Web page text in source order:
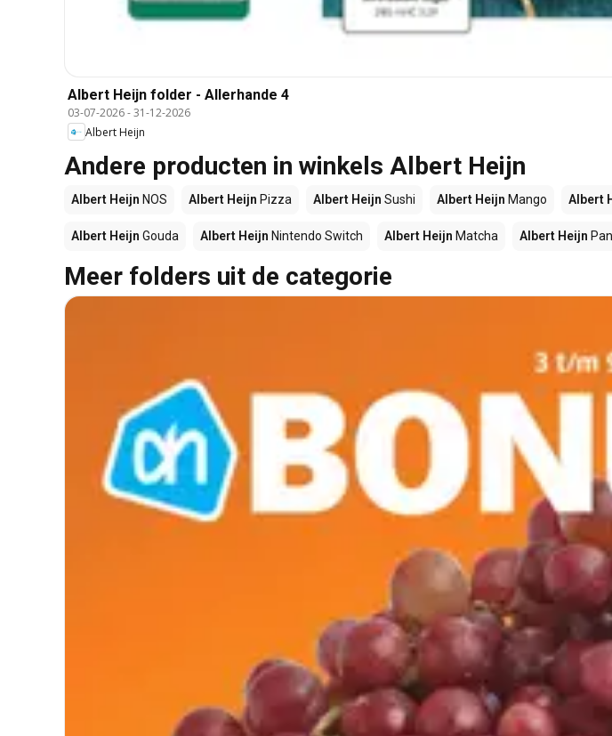
Albert Heijn folder - Allerhande 4
03-07-2026-31-12-2026
Albert Heijn
Andere producten in winkels Albert Heijn
Albert Heijn NOS Albert Heijn Pizza Albert Heijn Sushi Albert Heijn Mango Albert
Albert Heijn Gouda Albert Heijn Nintendo Switch Albert Heijn Matcha Albert Heijn
Meer folders uit de categorie